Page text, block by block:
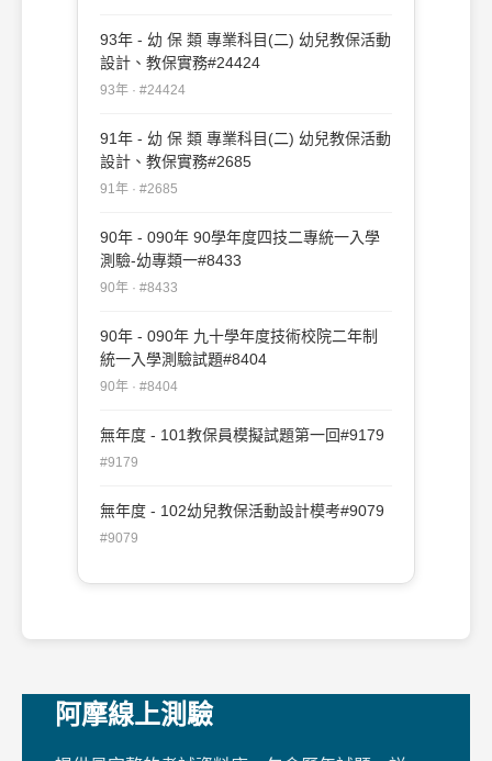
93年 - 幼 保 類 專業科目(二) 幼兒教保活動
設計、教保實務#24424
93年 · #24424
91年 - 幼 保 類 專業科目(二) 幼兒教保活動
設計、教保實務#2685
91年 · #2685
90年 - 090年 90學年度四技二專統一入學
測驗-幼專類一#8433
90年 · #8433
90年 - 090年 九十學年度技術校院二年制
統一入學測驗試題#8404
90年 · #8404
無年度 - 101教保員模擬試題第一回#9179
#9179
無年度 - 102幼兒教保活動設計模考#9079
#9079
阿摩線上測驗